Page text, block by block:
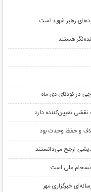
رهبر شهید است
هستند
در کودتای دی ماه
تعیین‌کننده دارد
و حفظ وحدت بود
ارجح می‌دانستند
ملی است
خبرگزاری مهر